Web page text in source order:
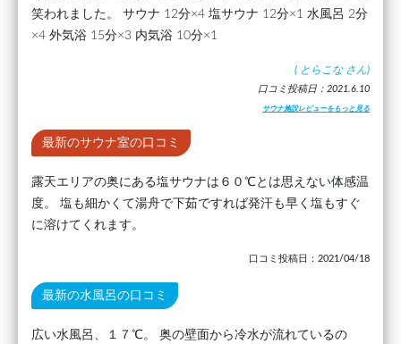
笑われました。 サウナ 12分×4 塩サウナ 12分×1 水風呂 2分
×4 外気浴 15分×3 内気浴 10分×1
( とらこな さん)
口コミ投稿日：2021.6.10
サウナ施設レビューをもっと見る
最新のサウナ室の口コミ
露天エリアの奥にある塩サウナは６０℃とは思えない体感温
度。 塩も細かくて湯舟で下茹ですれば発汗も早く塩もすぐ
に溶けてくれます。
口コミ投稿日：2021/04/18
最新の水風呂の口コミ
広い水風呂、１７℃。 奥の壁面から冷水が流れているの